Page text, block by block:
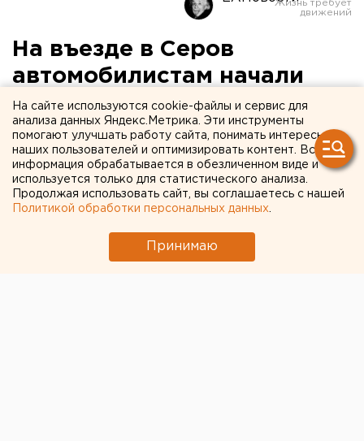
На въезде в Серов
автомобилистам начали
делать бесплатные тесты
на коронавирус
На сайте используются cookie-файлы и сервис для
анализа данных Яндекс.Метрика. Эти инструменты
помогают улучшать работу сайта, понимать интересы
наших пользователей и оптимизировать контент. Вся
информация обрабатывается в обезличенном виде и
используется только для статистического анализа.
Продолжая использовать сайт, вы соглашаетесь с нашей
Политикой обработки персональных данных
Принимаю